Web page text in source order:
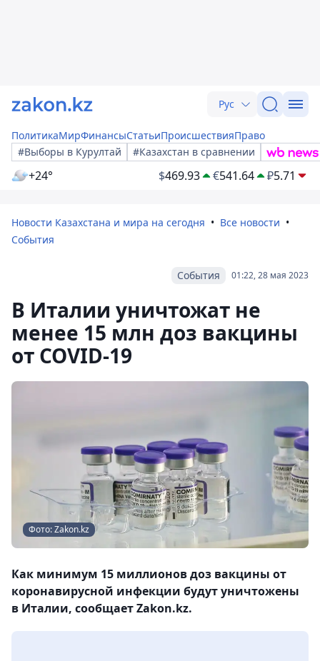
Рус
ПолитикаМирФинансыСтатьиПроисшествияПраво
#Выборы в Курултай
#Казахстан в сравнении
+24° $469.93 €541.64 ₽5.71
Новости Казахстана и мира на сегодня
Все новости
События
01:22, 28 мая 2023
События
В Италии уничтожат не
менее 15 млн доз вакцины
от COVID-19
Фото: Zakon.kz
Как минимум 15 миллионов доз вакцины от
коронавирусной инфекции будут уничтожены
в Италии, сообщает Zakon.kz.